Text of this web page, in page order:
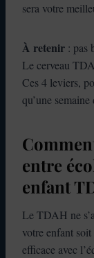
sera votre
À retenir : pas
Le cerveau
Ces 4 leviers,
qu’une
entre
enfant
Le TDAH ne
votre enfant
efficace avec